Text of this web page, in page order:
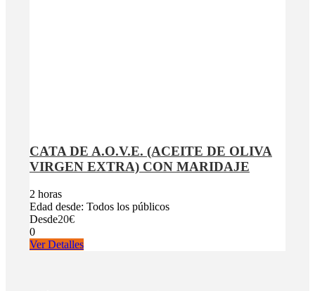
CATA DE A.O.V.E. (ACEITE DE OLIVA
VIRGEN EXTRA) CON MARIDAJE
2 horas
Edad desde: Todos los públicos
Desde20€
0
Ver Detalles